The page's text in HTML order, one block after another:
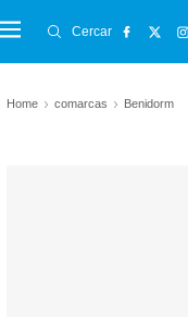
Cercar
Home comarcas Benidorm